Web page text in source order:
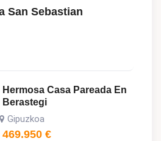
San Sebastian
Hermosa Casa Pareada En
Berastegi
Gipuzkoa
469.950€